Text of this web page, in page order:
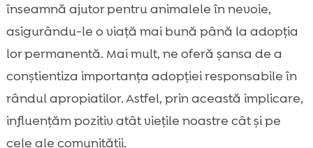
înseamnă ajutor pentru animalele în nevoie,
asigurându-le o viață mai bună până la adopția
lor permanentă. Mai mult, ne oferă șansa de a
conștientiza importanța adopției responsabile în
rândul apropiatilor. Astfel, prin această implicare,
influențăm pozitiv atât viețile noastre cât și pe
cele ale comunității.